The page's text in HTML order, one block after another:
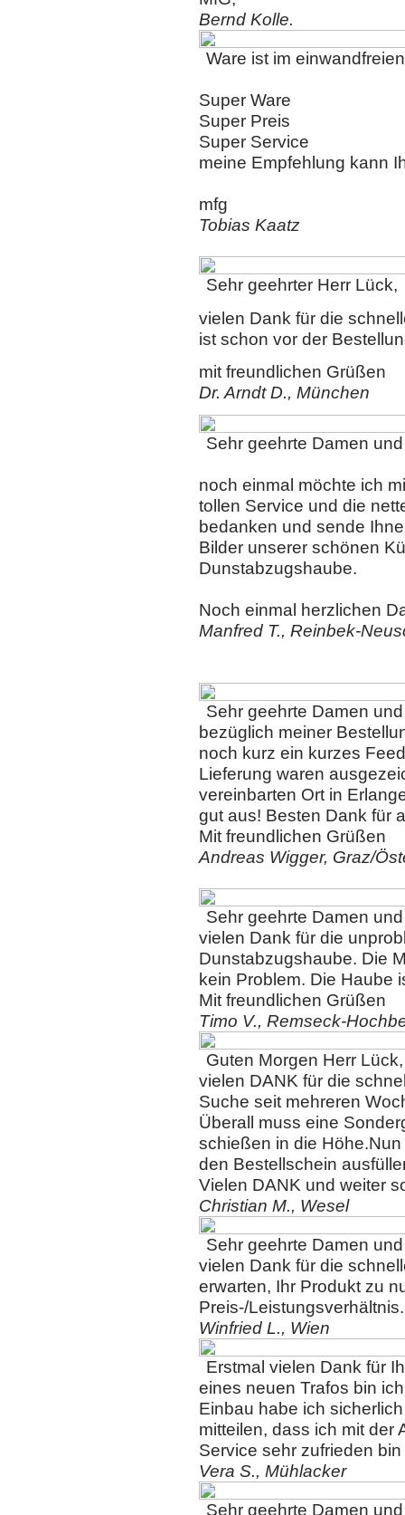
Bernd Kolle.
Ware ist im
Super Ware
Super Preis
Super Service
meine Empfehlung kann
mfg
Tobias Kaatz
Sehr geehrter Herr Lück,
vielen Dank für die
ist schon vor der
mit freundlichen Grüßen
Dr. Arndt D., München
Sehr geehrte Damen
noch einmal möchte ich
tollen Service und die
bedanken und sende
Bilder unserer schönen
Dunstabzugshaube.
Noch einmal herzlichen
Manfred T., Reinbek-
Sehr geehrte Damen
bezüglich meiner
noch kurz ein kurzes
Lieferung waren
vereinbarten Ort in
gut aus! Besten Dank für
Mit freundlichen Grüßen
Andreas Wigger, Graz/
Sehr geehrte Damen
vielen Dank für die
Dunstabzugshaube. Die
kein Problem. Die Haube
Mit freundlichen Grüßen
Timo V., Remseck-
Guten Morgen Herr Lück,
vielen DANK für die
Suche seit mehreren
Überall muss eine
schießen in die
den Bestellschein
Vielen DANK und weiter
Christian M., Wesel
Sehr geehrte Damen
vielen Dank für die
erwarten, Ihr Produkt zu
Preis-/Leistungsverhältnis.
Winfried L., Wien
Erstmal vielen Dank für
eines neuen Trafos bin
Einbau habe ich
mitteilen, dass ich mit der
Service sehr zufrieden
Vera S., Mühlacker
Sehr geehrte Damen